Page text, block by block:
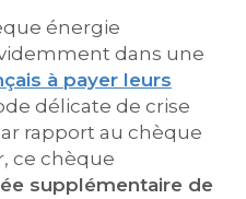
énergie
dans une
à payer leurs
délicate de crise
rapport au chèque
ce chèque
supplémentaire de